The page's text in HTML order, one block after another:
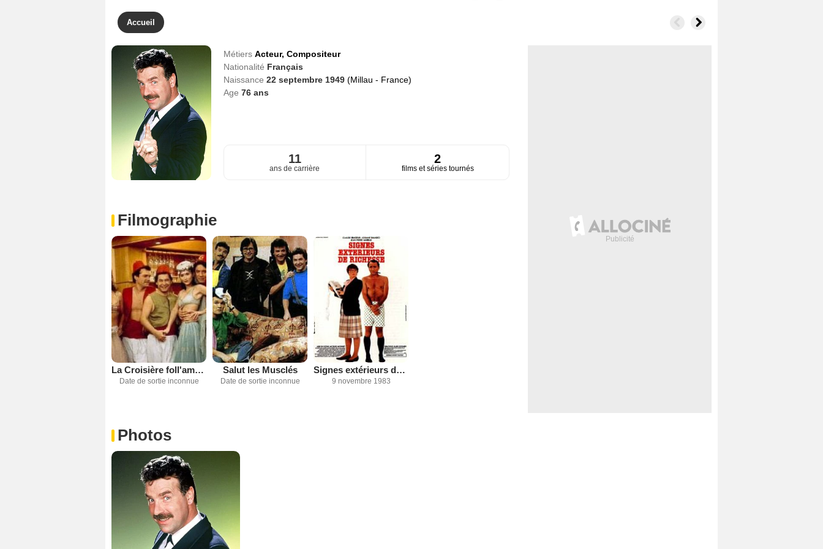
Accueil
Métiers Acteur, Compositeur
Nationalité Français
Naissance 22 septembre 1949 (Millau - France)
Age 76ans
11
ans de carrière
2
films et séries tournés
Filmographie
La Croisière foll'amour
Date de sortie inconnue
Salut les Musclés
Date de sortie inconnue
Signes extérieurs de richesse
9 novembre 1983
Photos